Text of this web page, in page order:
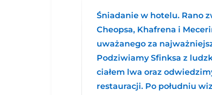
Śniadanie w hotelu. Rano
Cheopsa, Khafrena i
uważanego za
Podziwiamy Sfinksa z
ciałem lwa oraz
restauracji. Po południu